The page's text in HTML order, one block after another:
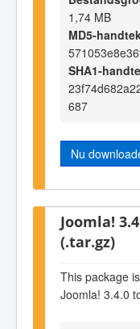
1,74 MB
MD5-
SHA1-
687
Nu
Joomla!
(.tar.gz)
This package
Joomla! 3.4.0